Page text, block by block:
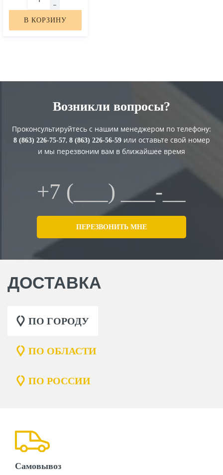
В КОРЗИНУ
Возникли вопросы?
Проконсультируйтесь с нашим менеджером по телефону:
8 (863) 226-75-57, 8 (863) 226-56-59или оставьте свой номер
и мы перезвоним вам в ближайшее время
ДОСТАВКА
ПО ГОРОДУ
ПО ОБЛАСТИ
ПО РОССИИ
Самовывоз